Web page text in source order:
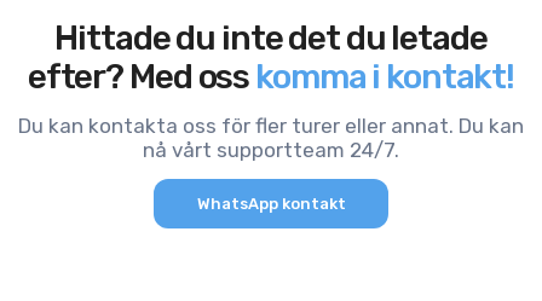
Hittade du inte det du letade
efter? Med oss komma i kontakt!
Du kan kontakta oss för fler turer eller annat. Du kan
nå vårt supportteam 24/7.
WhatsApp kontakt